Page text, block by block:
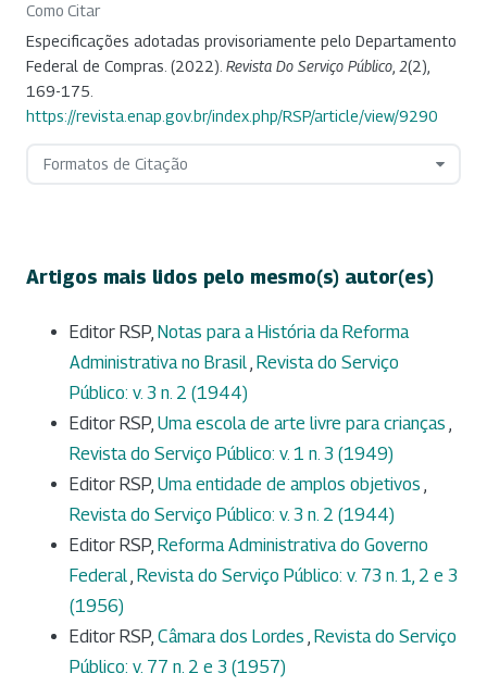
Como Citar
Especificações adotadas provisoriamente pelo Departamento
Federal de Compras. (2022). Revista Do Serviço Público 2(2),
169-175.
https://revista.enap.gov.br/index.php/RSP/article/view/9290
Formatos de Citação
Artigos mais lidos pelo mesmo(s) autor(es)
Editor RSP, Notas para a História da Reforma
Administrativa no Brasil, Revista do Serviço
Público: v. 3 n. 2 (1944)
Editor RSP, Uma escola de arte livre para crianças ,
Revista do Serviço Público: v. 1 n. 3 (1949)
Editor RSP, Uma entidade de amplos objetivos ,
Revista do Serviço Público: v. 3 n. 2 (1944)
Editor RSP, Reforma Administrativa do Governo
Federal, Revista do Serviço Público: v. 73 n. 1, 2 e 3
(1956)
Editor RSP, Câmara dos Lordes , Revista do Serviço
Público: v. 77 n. 2 e 3 (1957)